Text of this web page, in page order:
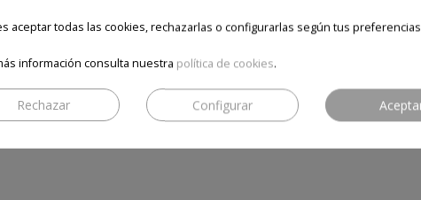
Envío e impuestos incluidos
carrito
aceptar todas las cookies, rechazarlas o configurarlas según tus
información consulta nuestra política de cookies.
Rechazar Configurar